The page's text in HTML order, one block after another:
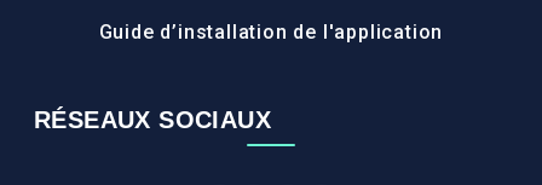
Guide d’installation de l'application
RÉSEAUX SOCIAUX